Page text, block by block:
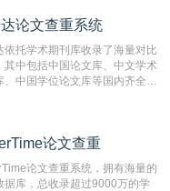
检测来稿和已发表的文献,检测
意填写第一作者,才能排除已发
复制比。（限制字符数1万）
论文查重系统
依托学术期刊库收录了海量对比
其中包括中国论文库、中文学术
、中国学位论文库等国内齐全的
可检测中文、英文两种语言的论
论文查重
论文查重系统，拥有海量的
据库，总收录超过9000万的学